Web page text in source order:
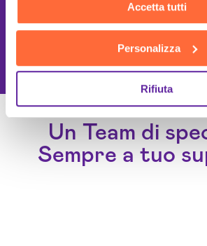
Accetta tutti
Personalizza
Rifiuta
andTerms of Service
Un Team di
Sempre a tuo